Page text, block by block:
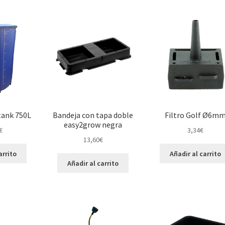
750L
Bandeja con tapa doble
easy2grow negra
13,60€
Añadir al carrito
Filtro Golf
3,34€
Añadir al carrito